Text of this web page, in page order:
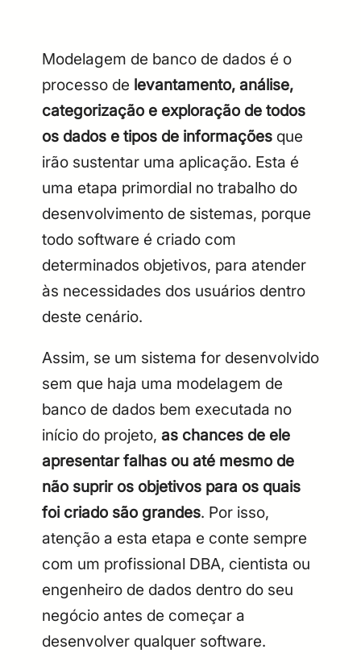
Modelagem de banco de dados é o
processo de levantamento, análise,
categorização e exploração de todos
os dados e tipos de informações que
irão sustentar uma aplicação. Esta é
uma etapa primordial no trabalho do
desenvolvimento de sistemas, porque
todo software é criado com
determinados objetivos, para atender
às necessidades dos usuários dentro
deste cenário.
Assim, se um sistema for desenvolvido
sem que haja uma modelagem de
banco de dados bem executada no
início do projeto, as chances de ele
apresentar falhas ou até mesmo de
não suprir os objetivos para os quais
foi criado são grandes. Por isso,
atenção a esta etapa e conte sempre
com um profissional DBA, cientista ou
engenheiro de dados dentro do seu
negócio antes de começar a
desenvolver qualquer software.